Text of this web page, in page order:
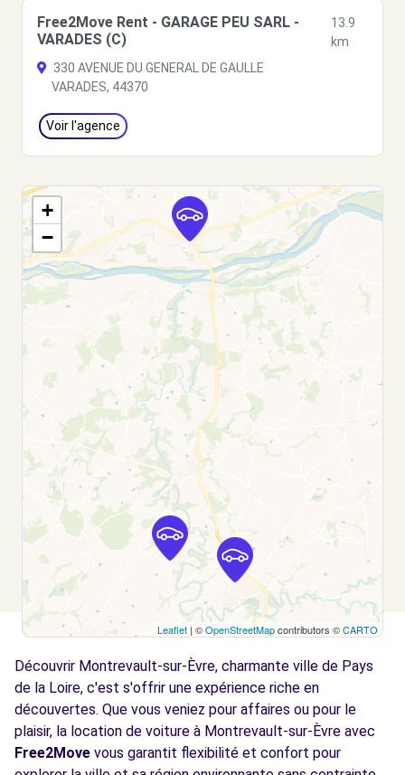
Free2Move Rent - GARAGE PEU SARL -
VARADES (C)
13.9
km
330 AVENUE DU GENERAL DE GAULLE
VARADES, 44370
Voir l'agence
+
−
Leaflet | ©OpenStreetMapcontributors ©CARTO
Découvrir Montrevault-sur-Èvre, charmante ville de Pays
de la Loire, c'est s'offrir une expérience riche en
découvertes. Que vous veniez pour affaires ou pour le
plaisir, la location de voiture à Montrevault-sur-Èvre avec
Free2Move vous garantit flexibilité et confort pour